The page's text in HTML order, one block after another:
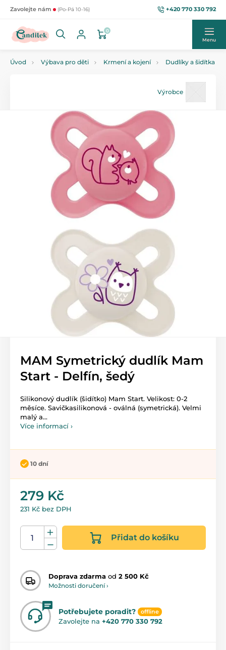
Zavolejte nám (Po-Pá 10-16) +420 770 330 792
0
Menu
Úvod Výbava pro děti Krmení a kojení Dudlíky a šidítka
Výrobce
MAM Symetrický dudlík Mam
Start - Delfín, šedý
Silikonový dudlík (šidítko) Mam Start. Velikost: 0-2
měsíce. Savičkasilikonová - oválná (symetrická). Velmi
malý a...
Více informací ›
10 dní
279 Kč
231 Kč bez DPH
Přidat do košíku
Doprava zdarma od 2 500 Kč
Možnosti doručení ›
Potřebujete poradit? offline
Zavolejte na +420 770 330 792